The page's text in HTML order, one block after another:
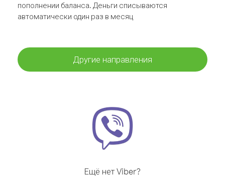
пополнении баланса. Деньги списываются
автоматически один раз в месяц
Другие направления
Ещё нет Viber?